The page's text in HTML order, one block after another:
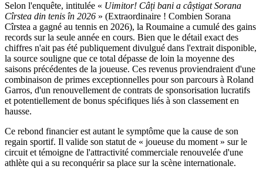
Selon l'enquête, intitulée « Uimitor! Câți bani a câștigat Sorana
Cîrstea din tenis în 2026 » (Extraordinaire ! Combien Sorana
Cîrstea a gagné au tennis en 2026), la Roumaine a cumulé des gains
records sur la seule année en cours. Bien que le détail exact des
chiffres n'ait pas été publiquement divulgué dans l'extrait disponible,
la source souligne que ce total dépasse de loin la moyenne des
saisons précédentes de la joueuse. Ces revenus proviendraient d'une
combinaison de primes exceptionnelles pour son parcours à Roland
Garros, d'un renouvellement de contrats de sponsorisation lucratifs
et potentiellement de bonus spécifiques liés à son classement en
hausse.
Ce rebond financier est autant le symptôme que la cause de son
regain sportif. Il valide son statut de « joueuse du moment » sur le
circuit et témoigne de l'attractivité commerciale renouvelée d'une
athlète qui a su reconquérir sa place sur la scène internationale.